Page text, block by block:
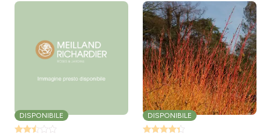
DISPONIBILE DISPONIBILE